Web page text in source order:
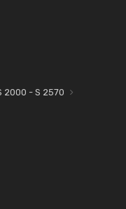
2000 - S 2570